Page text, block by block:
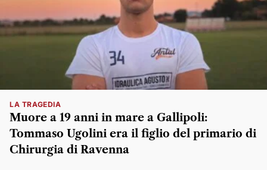
LA TRAGEDIA
Muore a 19 anni in mare a Gallipoli:
Tommaso Ugolini era il figlio del primario di
Chirurgia di Ravenna